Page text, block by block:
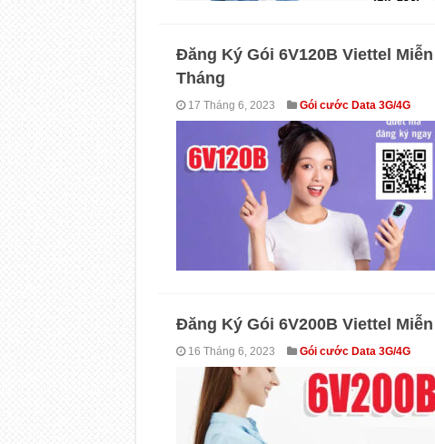
Đăng Ký Gói 6V120B Viettel
Tháng
17 Tháng 6, 2023 Gói cước Data 3G/4G
Đăng Ký Gói 6V200B Viettel
16 Tháng 6, 2023 Gói cước Data 3G/4G